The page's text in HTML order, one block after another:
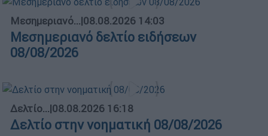
Μεσημεριανό...|08.08.2026 14:03
Μεσημεριανό δελτίο ειδήσεων
08/08/2026
Δελτίο...|08.08.2026 16:18
Δελτίο στην νοηματική 08/08/2026